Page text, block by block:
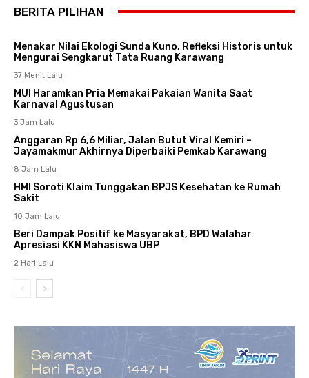
BERITA PILIHAN
Menakar Nilai Ekologi Sunda Kuno, Refleksi Historis untuk
Mengurai Sengkarut Tata Ruang Karawang
37 Menit Lalu
MUI Haramkan Pria Memakai Pakaian Wanita Saat
Karnaval Agustusan
3 Jam Lalu
Anggaran Rp 6,6 Miliar, Jalan Butut Viral Kemiri –
Jayamakmur Akhirnya Diperbaiki Pemkab Karawang
8 Jam Lalu
HMI Soroti Klaim Tunggakan BPJS Kesehatan ke Rumah
Sakit
10 Jam Lalu
Beri Dampak Positif ke Masyarakat, BPD Walahar
Apresiasi KKN Mahasiswa UBP
2 Hari Lalu